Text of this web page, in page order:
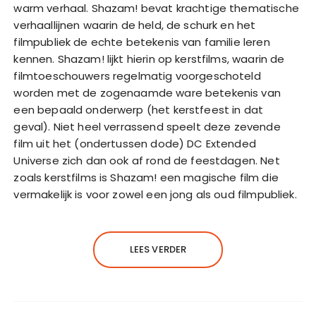
warm verhaal. Shazam! bevat krachtige thematische
verhaallijnen waarin de held, de schurk en het
filmpubliek de echte betekenis van familie leren
kennen. Shazam! lijkt hierin op kerstfilms, waarin de
filmtoeschouwers regelmatig voorgeschoteld
worden met de zogenaamde ware betekenis van
een bepaald onderwerp (het kerstfeest in dat
geval). Niet heel verrassend speelt deze zevende
film uit het (ondertussen dode) DC Extended
Universe zich dan ook af rond de feestdagen. Net
zoals kerstfilms is Shazam! een magische film die
vermakelijk is voor zowel een jong als oud filmpubliek.
LEES VERDER